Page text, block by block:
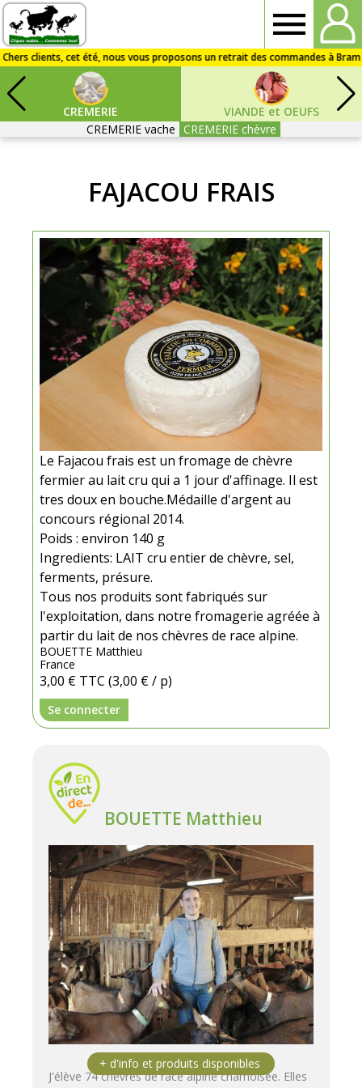
Fermier
Audois
CREMERIE
VIANDE et OEUFS
CREMERIE vache CREMERIE chèvre
FAJACOU FRAIS
Le Fajacou frais est un fromage de chèvre
fermier au lait cru qui a 1 jour d'affinage. Il est
tres doux en bouche.Médaille d'argent au
concours régional 2014.
Poids : environ 140 g
Ingredients: LAIT cru entier de chèvre, sel,
ferments, présure.
Tous nos produits sont fabriqués sur
l'exploitation, dans notre fromagerie agréée à
partir du lait de nos chèvres de race alpine.
BOUETTE Matthieu
France
3,00 € TTC (3,00 € / p)
Se connecter
BOUETTE Matthieu
J'élève 74 chèvres de race alpine chamoisée. Elles